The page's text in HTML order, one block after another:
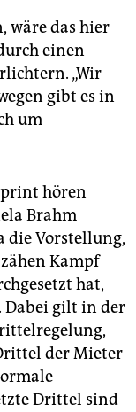
wäre das hier
einen
„Wir
gibt es in
um
hören
Brahm
die Vorstellung,
Kampf
hat,
Dabei gilt in der
der Mieter
Drittel sind